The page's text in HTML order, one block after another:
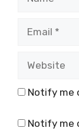
Notify me
Notify me